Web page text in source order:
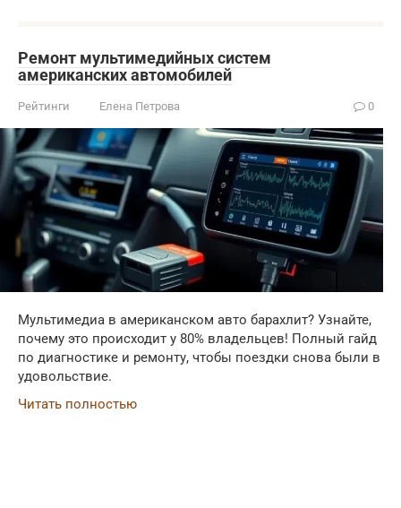
Ремонт мультимедийных систем
американских автомобилей
Рейтинги Елена Петрова 0
Мультимедиа в американском авто барахлит? Узнайте,
почему это происходит у 80% владельцев! Полный гайд
по диагностике и ремонту, чтобы поездки снова были в
удовольствие.
Читать полностью